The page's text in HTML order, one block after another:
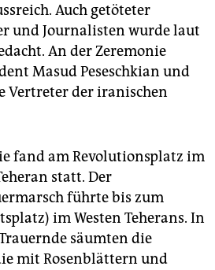
Auch getöteter
und Journalisten wurde laut
An der Zeremonie
Masud Peseschkian und
Vertreter der iranischen
fand am Revolutionsplatz im
statt. Der
führte bis zum
im Westen Teherans. In
säumten die
mit Rosenblättern und